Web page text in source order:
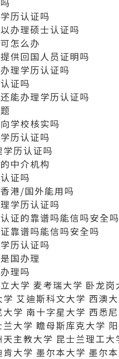
历认证吗
办理硕士认证吗
怎么办
供回国人员证明吗
理学历认证吗
证吗
能办理学历认证吗
学校核实吗
历认证吗
历认证吗
中介机构
证吗
港/国外能用吗
学历认证吗
证的靠谱吗能信吗安全
靠谱吗能信吗安全吗
历认证吗
国办理
理吗
大学 麦考瑞大学 卧龙
艾迪斯科文大学 西澳
学 南十字星大学 西悉
大学 瞻母斯库克大学
主教大学 昆士兰理工
大学 墨尔本大学 墨尔